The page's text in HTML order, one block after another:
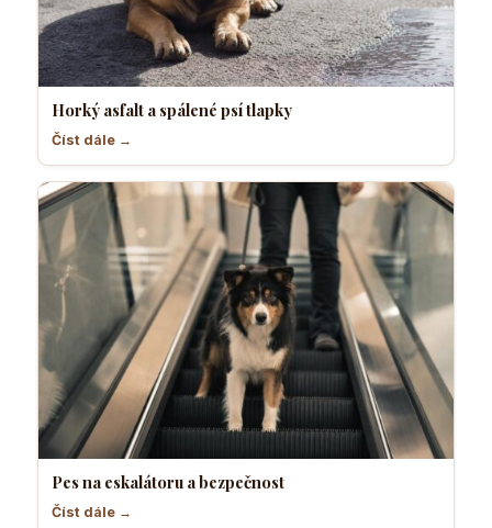
Horký asfalt a spálené psí tlapky
Číst dále →
Pes na eskalátoru a bezpečnost
Číst dále →